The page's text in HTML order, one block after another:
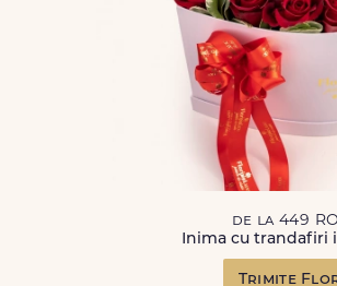
de la 449
Inima cu trandafiri
Trimite